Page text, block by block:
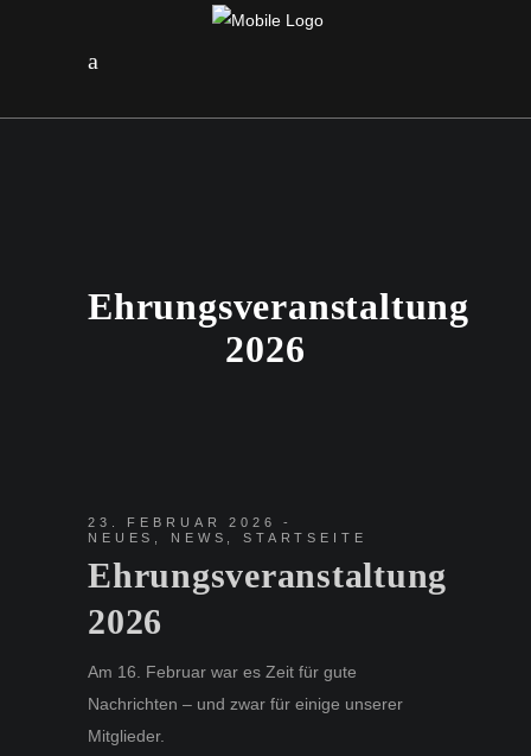
Ehrungsveranstaltung
2026
23. FEBRUAR 2026
NEUES
NEWS ,STARTSEITE
Ehrungsveranstaltung
2026
Am 16. Februar war es Zeit für gute
Nachrichten – und zwar für einige unserer
Mitglieder.